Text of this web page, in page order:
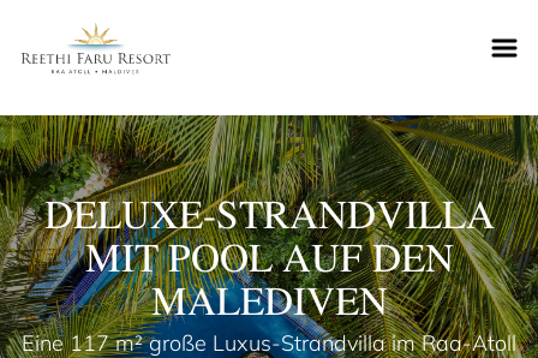
Reethifaru home
DELUXE-STRANDVILLA
MIT POOL AUF DEN
MALEDIVEN
Eine 117 m² große Luxus-Strandvilla im Raa-Atoll